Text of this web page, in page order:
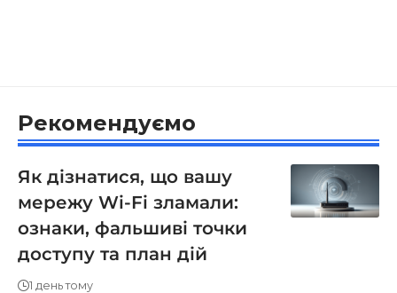
Рекомендуємо
Як дізнатися, що вашу
мережу Wi-Fi зламали:
ознаки, фальшиві точки
доступу та план дій
1 день тому